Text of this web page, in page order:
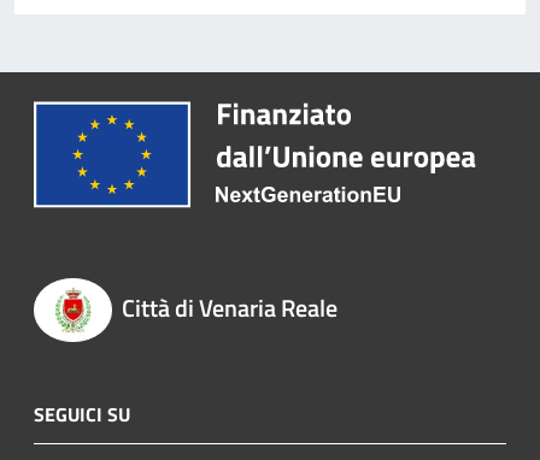
Città di Venaria Reale
SEGUICI SU